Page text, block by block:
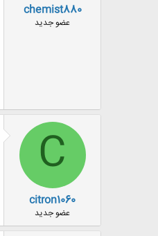
chemist880
عضو جدید
C
citron1060
عضو جدید